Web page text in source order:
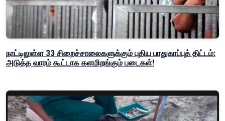
நாட்டிலுள்ள 33 சிறைச்சாலைகளுக்கும் புதிய பாதுகாப்புத் திட்டம்:
அடுத்த வாரம் கூட்டாக களமிறங்கும் படைகள்!